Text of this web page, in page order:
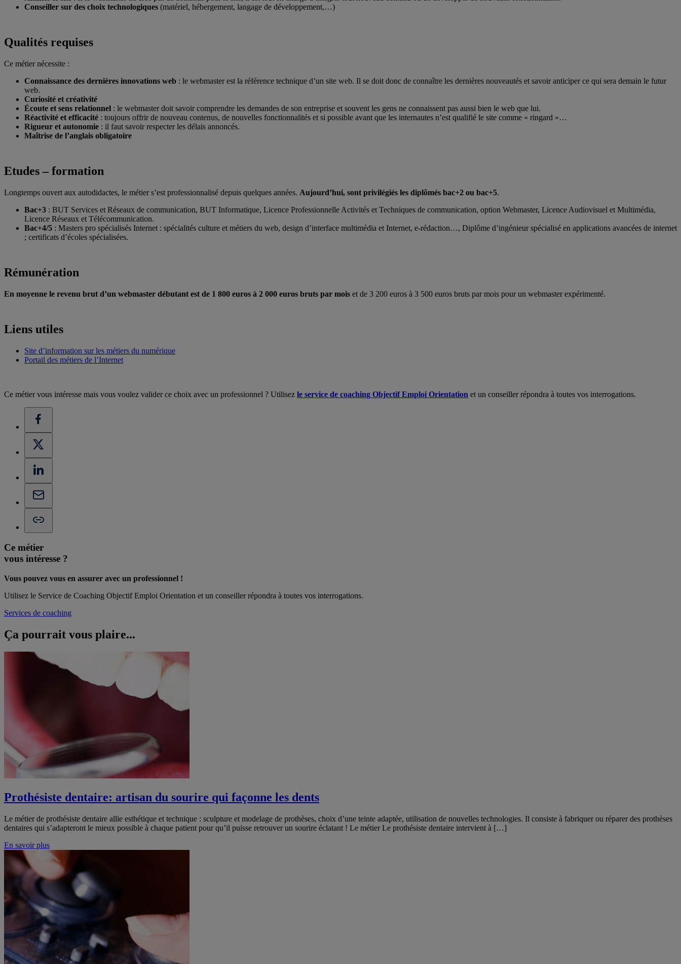
Conseiller sur des choix technologiques (matériel, hébergement, langage de développement,…)
Qualités requises
Ce métier nécessite :
Connaissance des dernières innovations web : le webmaster est la référence technique d’un site web. Il se doit donc de connaître les dernières nouveautés et savoir anticiper ce qui sera demain le futur
web.
Curiosité et créativité
Écoute et sens relationnel : le webmaster doit savoir comprendre les demandes de son entreprise et souvent les gens ne connaissent pas aussi bien le web que lui.
Réactivité et efficacité : toujours offrir de nouveau contenus, de nouvelles fonctionnalités et si possible avant que les internautes n’est qualifié le site comme « ringard »…
Rigueur et autonomie : il faut savoir respecter les délais annoncés.
Maîtrise de l’anglais obligatoire
Etudes – formation
Longtemps ouvert aux autodidactes, le métier s’est professionnalisé depuis quelques années. Aujourd’hui, sont privilégiés les diplômés bac+2 ou bac+5.
Bac+3 : BUT Services et Réseaux de communication, BUT Informatique, Licence Professionnelle Activités et Techniques de communication, option Webmaster, Licence Audiovisuel et Multimédia,
Licence Réseaux et Télécommunication.
Bac+4/5 : Masters pro spécialisés Internet : spécialités culture et métiers du web, design d’interface multimédia et Internet, e-rédaction…, Diplôme d’ingénieur spécialisé en applications avancées de internet
; certificats d’écoles spécialisées.
Rémunération
En moyenne le revenu brut d’un webmaster débutant est de 1 800 euros à 2 000 euros bruts par mois et de 3 200 euros à 3 500 euros bruts par mois pour un webmaster expérimenté.
Liens utiles
Site d’information sur les métiers du numérique
Portail des métiers de l’Internet
Ce métier vous intéresse mais vous voulez valider ce choix avec un professionnel ? Utilisez le service de coaching Objectif Emploi Orientation et un conseiller répondra à toutes vos interrogations.
Ce métier
vous intéresse ?
Vous pouvez vous en assurer avec un professionnel !
Utilisez le Service de Coaching Objectif Emploi Orientation et un conseiller répondra à toutes vos interrogations.
Services de coaching
Ça pourrait vous plaire...
Prothésiste dentaire: artisan du sourire qui façonne les dents
Le métier de prothésiste dentaire allie esthétique et technique : sculpture et modelage de prothèses, choix d’une teinte adaptée, utilisation de nouvelles technologies. Il consiste à fabriquer ou réparer des prothèses
dentaires qui s’adapteront le mieux possible à chaque patient pour qu’il puisse retrouver un sourire éclatant ! Le métier Le prothésiste dentaire intervient à […]
En savoir plus